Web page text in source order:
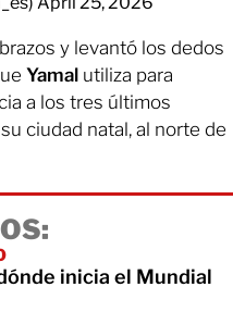
y levantó los dedos
Yamal utiliza para
a los tres últimos
ciudad natal, al norte de
inicia el Mundial